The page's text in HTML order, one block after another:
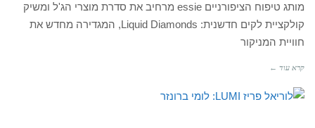
מותג טיפוח הציפורניים essie מרחיב את סדרת מוצרי הג'ל ומשיק
קולקציית לקים חדשנית: Liquid Diamonds, המגדירה מחדש את
חוויית המניקור
קרא עוד ←